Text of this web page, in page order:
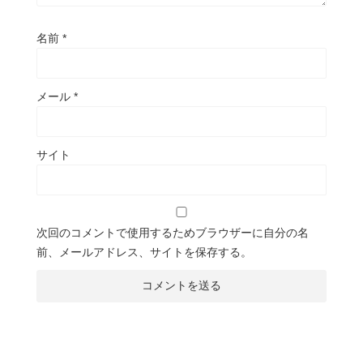
名前 *
メール *
サイト
次回のコメントで使用するためブラウザーに自分の名
前、メールアドレス、サイトを保存する。